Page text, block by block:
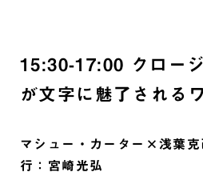
15:30-17:00 クロー
が文字に魅了される
マシュー・カーター×浅葉
行：宮崎光弘